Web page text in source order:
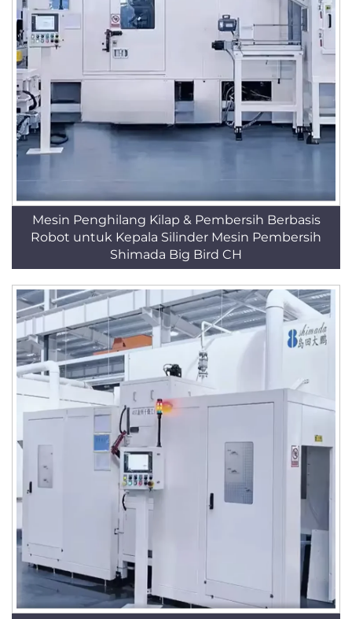
Mesin Penghilang Kilap & Pembersih Berbasis
Robot untuk Kepala Silinder Mesin Pembersih
Shimada Big Bird CH